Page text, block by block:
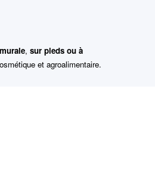
, sur pieds ou à
et agroalimentaire.